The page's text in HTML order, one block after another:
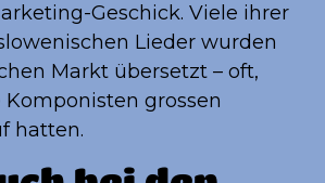
Geschick. Viele ihrer
Lieder wurden
Markt übersetzt – oft,
Komponisten grossen
hatten.